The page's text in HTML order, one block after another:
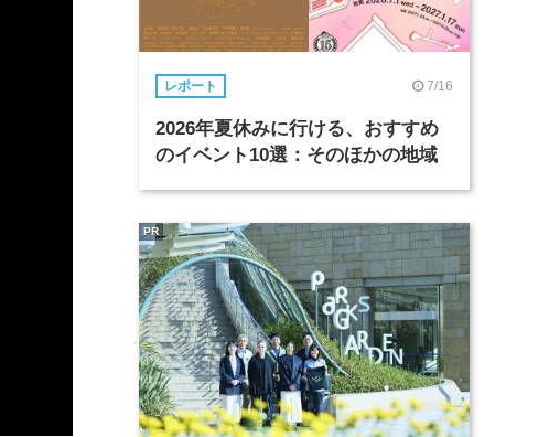
レポート 7/16
2026年夏休みに行ける、おすすめ
のイベント10選：そのほかの地域
PR